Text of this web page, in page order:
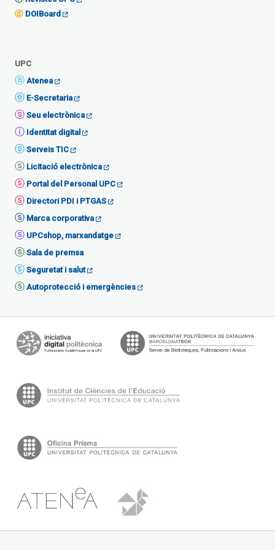
DOIBoard
UPC
Atenea
E-Secretaria
Seu electrònica
Identitat digital
Serveis TIC
Licitació electrònica
Portal del Personal UPC
Directori PDI i PTGAS
Marca corporativa
UPCshop, marxandatge
Sala de premsa
Seguretat i salut
Autoprotecció i emergències